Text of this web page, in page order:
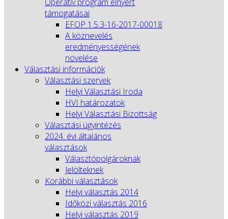
támogatásai
EFOP 1.5.3-16-2017-00018
A köznevelés
eredményességének
növelése
Választási információk
Választási szervek
Helyi Választási Iroda
HVI határozatok
Helyi Választási Bizottság
Választási ügyintézés
2024. évi általános
választások
Választópolgároknak
Jelölteknek
Korábbi választások
Helyi választás 2014
Időközi választás 2016
Helyi választás 2019